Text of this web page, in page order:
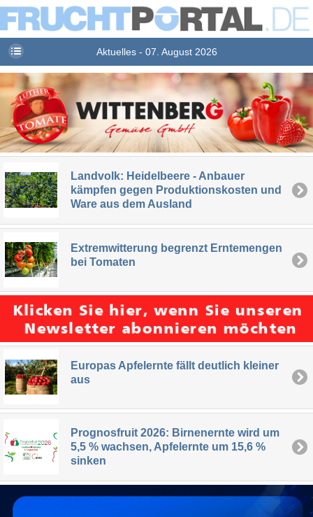
Aktuelles - 07. August 2026
Landvolk: Heidelbeere - Anbauer
kämpfen gegen Produktionskosten und
Ware aus dem Ausland
Extremwitterung begrenzt Erntemengen
bei Tomaten
Europas Apfelernte fällt deutlich kleiner
aus
Prognosfruit 2026: Birnenernte wird um
5,5 % wachsen, Apfelernte um 15,6 %
sinken